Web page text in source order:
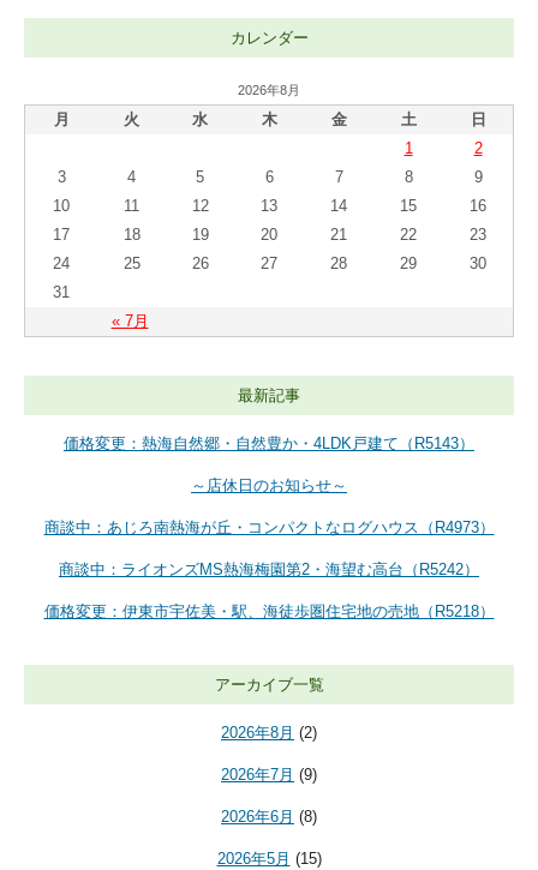
カレンダー
2026年8月
月 火 水 木 金 土 日
« 7月
1
2
3
4 5 6 7 8
9
10
11 12 13 14 15
16
17
18 19 20 21 22
23
24
25 26 27 28 29
30
31
最新記事
価格変更：熱海自然郷・自然豊か・4LDK戸建て（R5143）
～店休日のお知らせ～
商談中：あじろ南熱海が丘・コンパクトなログハウス（R4973）
商談中：ライオンズMS熱海梅園第2・海望む高台（R5242）
価格変更：伊東市宇佐美・駅、海徒歩圏住宅地の売地（R5218）
アーカイブ一覧
2026年8月 (2)
2026年7月 (9)
2026年6月 (8)
2026年5月 (15)